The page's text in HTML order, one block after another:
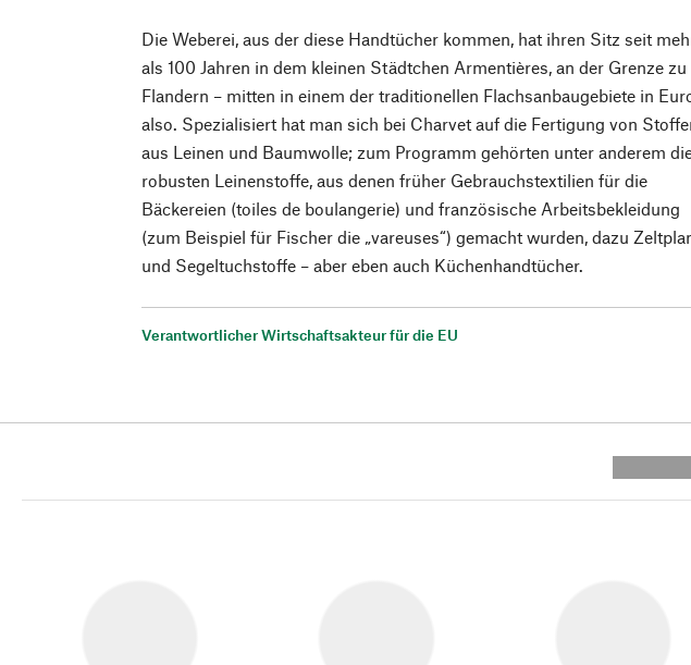
Die Weberei, aus der diese Handtücher kommen, hat ihren Sitz seit
als 100 Jahren in dem kleinen Städtchen Armentières, an der Grenze zu
Flandern – mitten in einem der traditionellen Flachsanbaugebiete in
also. Spezialisiert hat man sich bei Charvet auf die Fertigung von
aus Leinen und Baumwolle; zum Programm gehörten unter anderem
robusten Leinenstoffe, aus denen früher Gebrauchstextilien für die
Bäckereien (toiles de boulangerie) und französische Arbeitsbekleidung
(zum Beispiel für Fischer die „vareuses“) gemacht wurden, dazu
und Segeltuchstoffe – aber eben auch Küchenhandtücher.
Verantwortlicher Wirtschaftsakteur für die EU